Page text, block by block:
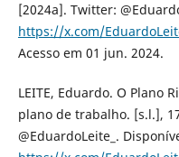
[2024a]. Twitter:
https://x.com/
Acesso em 01 jun. 2024.
LEITE, Eduardo. O Plano
plano de trabalho. [s.l.],
@EduardoLeite_.